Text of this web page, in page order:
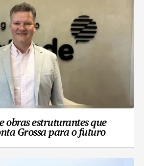
obras estruturantes que
Grossa para o futuro